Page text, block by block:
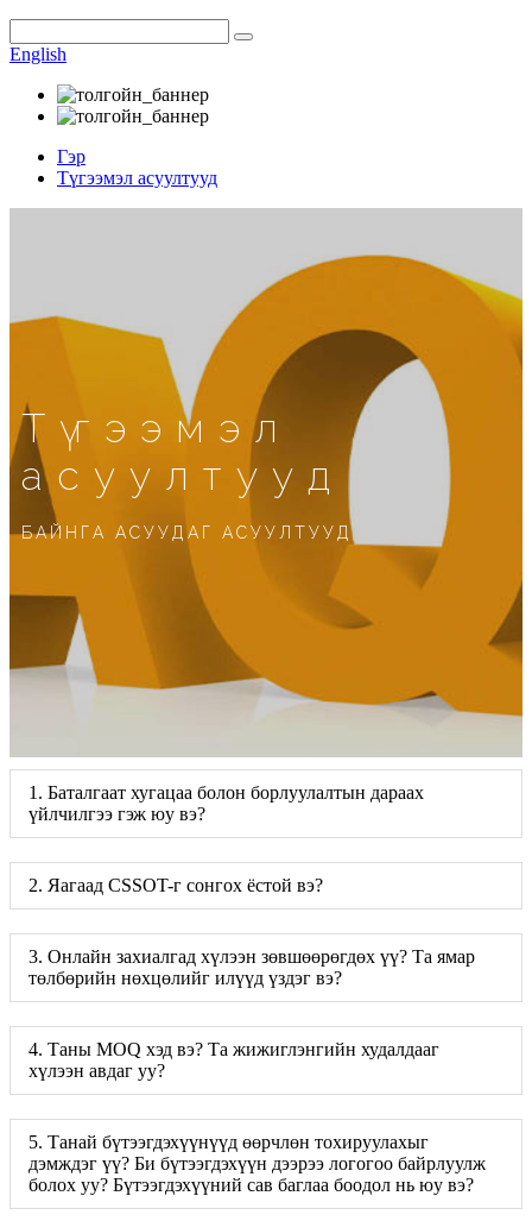
English
Гэр
Түгээмэл асуултууд
Түгээмэл
асуултууд
БАЙНГА АСУУДАГ АСУУЛТУУД
1. Баталгаат хугацаа болон борлуулалтын дараах
үйлчилгээ гэж юу вэ?
2. Яагаад CSSOT-г сонгох ёстой вэ?
3. Онлайн захиалгад хүлээн зөвшөөрөгдөх үү? Та ямар
төлбөрийн нөхцөлийг илүүд үздэг вэ?
4. Таны MOQ хэд вэ? Та жижиглэнгийн худалдааг
хүлээн авдаг уу?
5. Танай бүтээгдэхүүнүүд өөрчлөн тохируулахыг
дэмждэг үү? Би бүтээгдэхүүн дээрээ логогоо байрлуулж
болох уу? Бүтээгдэхүүний сав баглаа боодол нь юу вэ?